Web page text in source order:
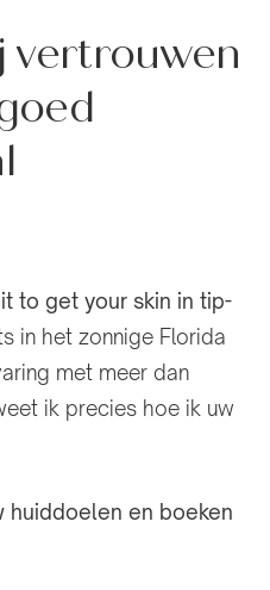
vertrouwen
to get your skin in tip-
in het zonnige Florida
met meer dan
ik precies hoe ik uw
huiddoelen en boeken